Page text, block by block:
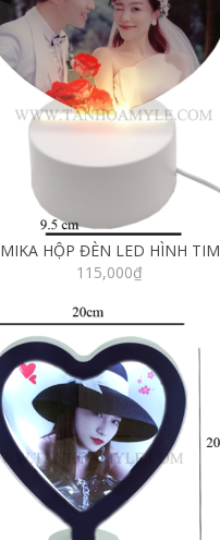
MIKA HỘP ĐÈN LED HÌNH TIM
115,000₫